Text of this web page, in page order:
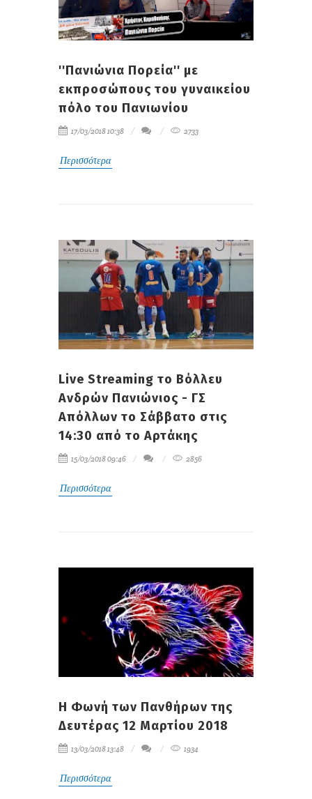
''Πανιώνια Πορεία'' με
εκπροσώπους του γυναικείου
πόλο του Πανιωνίου
17/03/2018 10:38 2733
Περισσότερα
Live Streaming το Βόλλευ
Ανδρών Πανιώνιος - ΓΣ
Απόλλων το Σάββατο στις
14:30 από το Αρτάκης
15/03/2018 09:46 2856
Περισσότερα
H Φωνή των Πανθήρων της
Δευτέρας 12 Μαρτίου 2018
13/03/2018 13:48 1934
Περισσότερα